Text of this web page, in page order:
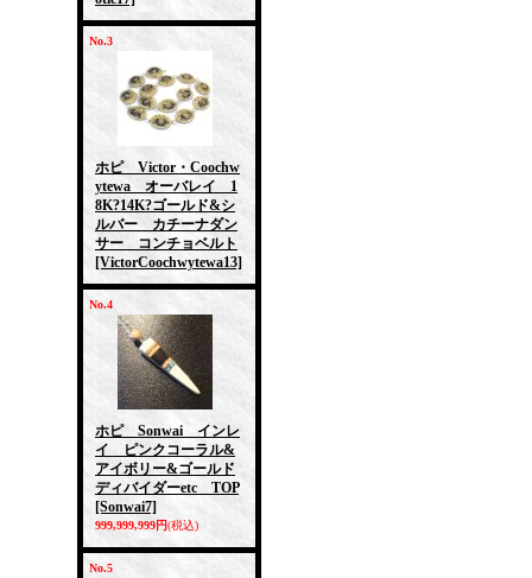
No.3
ホピ Victor・Coochw
ytewa オーバレイ 1
8K?14K?ゴールド&シ
ルバー カチーナダン
サー コンチョベルト
[VictorCoochwytewa13]
No.4
ホピ Sonwai インレ
イ ピンクコーラル&
アイボリー&ゴールド
ディバイダーetc TOP
[Sonwai7]
999,999,999円(税込)
No.5